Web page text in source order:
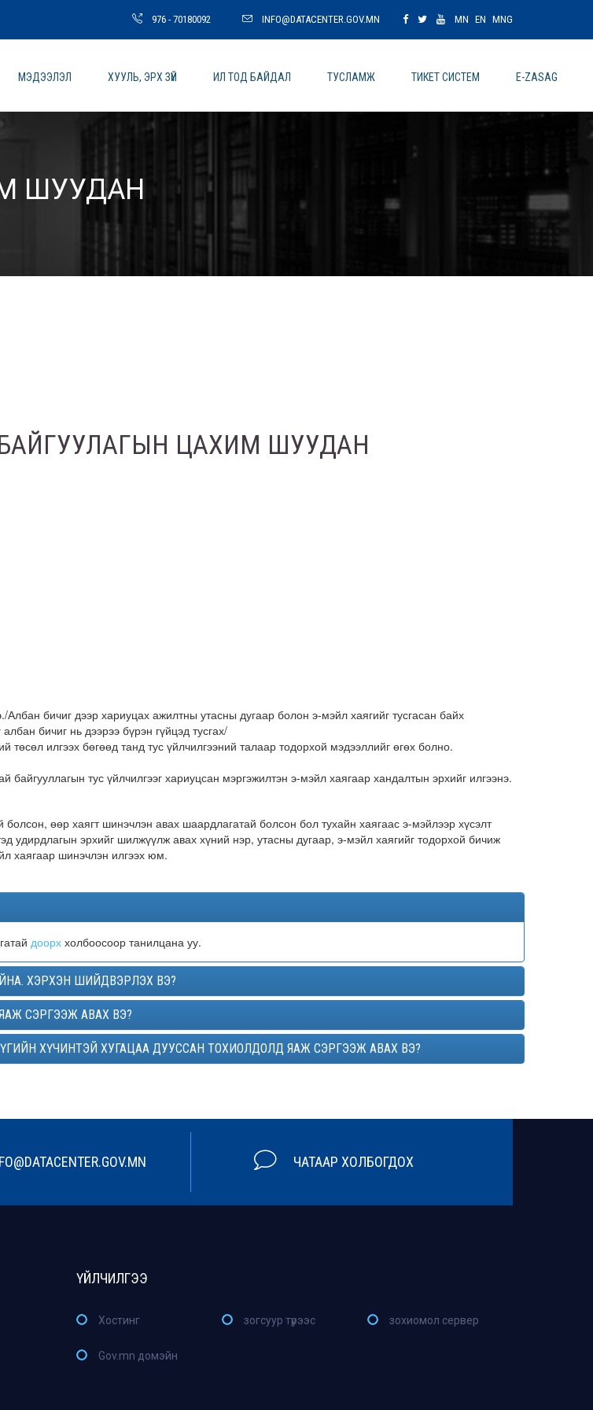
976 - 70180092 INFO@DATACENTER.GOV.MN MN EN MNG
МЭДЭЭЛЭЛ ХУУЛЬ, ЭРХ ЗҮЙ ИЛ ТОД БАЙДАЛ ТУСЛАМЖ ТИКЕТ СИСТЕМ E-ZASAG
ШУУДАН
ЦАХИМ ШУУДАН
Албан бичиг дээр хариуцах ажилтны утасны дугаар болон э-мэйл хаягийг тусгасан байх
бичиг нь дээрээ бүрэн гүйцэд тусгах/
төсөл илгээх бөгөөд танд тус үйлчилгээний талаар тодорхой мэдээллийг өгөх болно.
тус үйлчилгээг хариуцсан мэргэжилтэн э-мэйл хаягаар хандалтын эрхийг илгээнэ.
болсон, өөр хаягт шинэчлэн авах шаардлагатай болсон бол тухайн хаягаас э-мэйлээр хүсэлт
удирдлагын эрхийг шилжүүлж авах хүний нэр, утасны дугаар, э-мэйл хаягийг тодорхой бичиж
хаягаар шинэчлэн илгээх юм.
доорх холбоосоор танилцана уу.
ХЭРХЭН ШИЙДВЭРЛЭХ ВЭ?
СЭРГЭЭЖ АВАХ ВЭ?
ХҮЧИНТЭЙ ХУГАЦАА ДУУССАН ТОХИОЛДОЛД ЯАЖ СЭРГЭЭЖ АВАХ ВЭ?
ЧАТААР ХОЛБОГДОХ
ҮЙЛЧИЛГЭЭ
Хостинг зогсуур түрээс зохиомол сервер
Gov.mn домэйн